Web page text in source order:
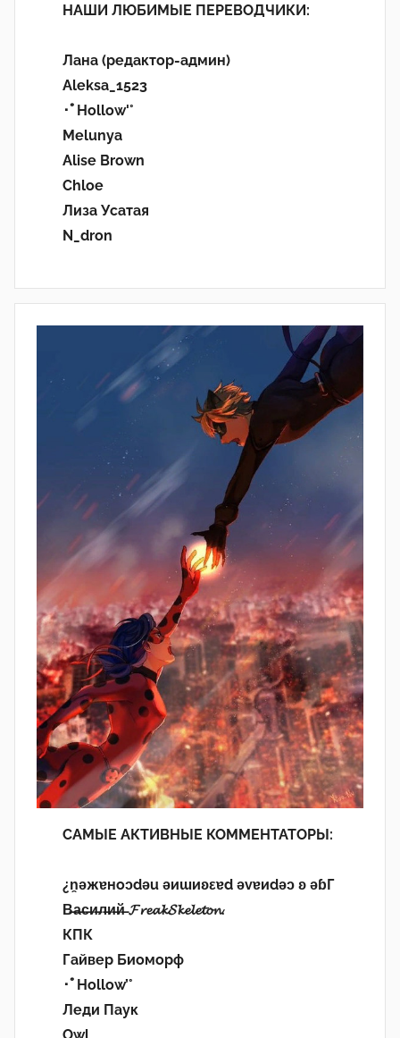
НАШИ ЛЮБИМЫЕ ПЕРЕВОДЧИКИ:
Лана (редактор-админ)
Aleksa_1523
･ﾟHollow'°
Melunya
Alise Brown
Chloe
Лиза Усатая
N_dron
САМЫЕ АКТИВНЫЕ КОММЕНТАТОРЫ:
¿n̯ǝжɐноɔdǝu ǝиɯиʚεɐd ǝvɐиdǝɔ ʚ ǝɓГ
В̶а̶с̶и̶л̶и̶й̶ 𝓕𝓻𝓮𝓪𝓴𝓢𝓴𝓮𝓵𝓮𝓽𝓸𝓷.
КПК
Гайвер Биоморф
･ﾟHollow’°
Леди Паук
Owl